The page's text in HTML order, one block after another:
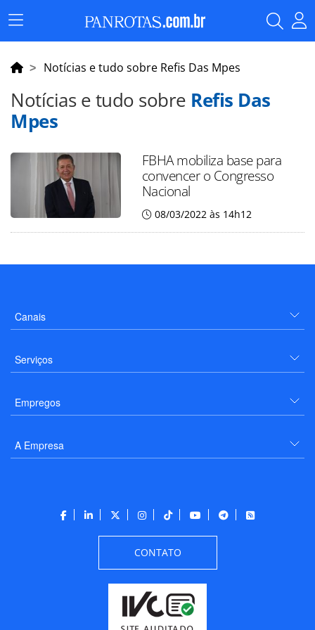
Menu
Principal
Notícias e tudo sobre Refis Das Mpes
Notícias e tudo sobre Refis Das
Mpes
FBHA mobiliza base para
convencer o Congresso
Nacional
08/03/2022 às 14h12
Canais
Serviços
Empregos
A Empresa
CONTATO